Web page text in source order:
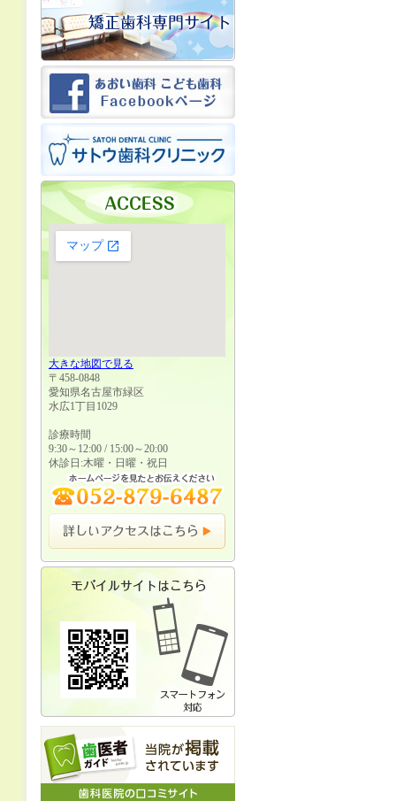
大きな地図で見る
〒458-0848
愛知県名古屋市緑区
水広1丁目1029
診療時間
9:30～12:00 / 15:00～20:00
休診日:木曜・日曜・祝日